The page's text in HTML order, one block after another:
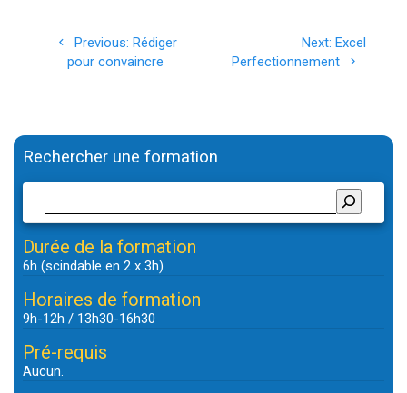
Previous: Previous
post:
Rédiger
pour convaincre
Next: Next
post:
Excel
Perfectionnement
Rechercher une formation
Durée de la formation
6h (scindable en 2 x 3h)
Horaires de formation
9h-12h / 13h30-16h30
Pré-requis
Aucun.